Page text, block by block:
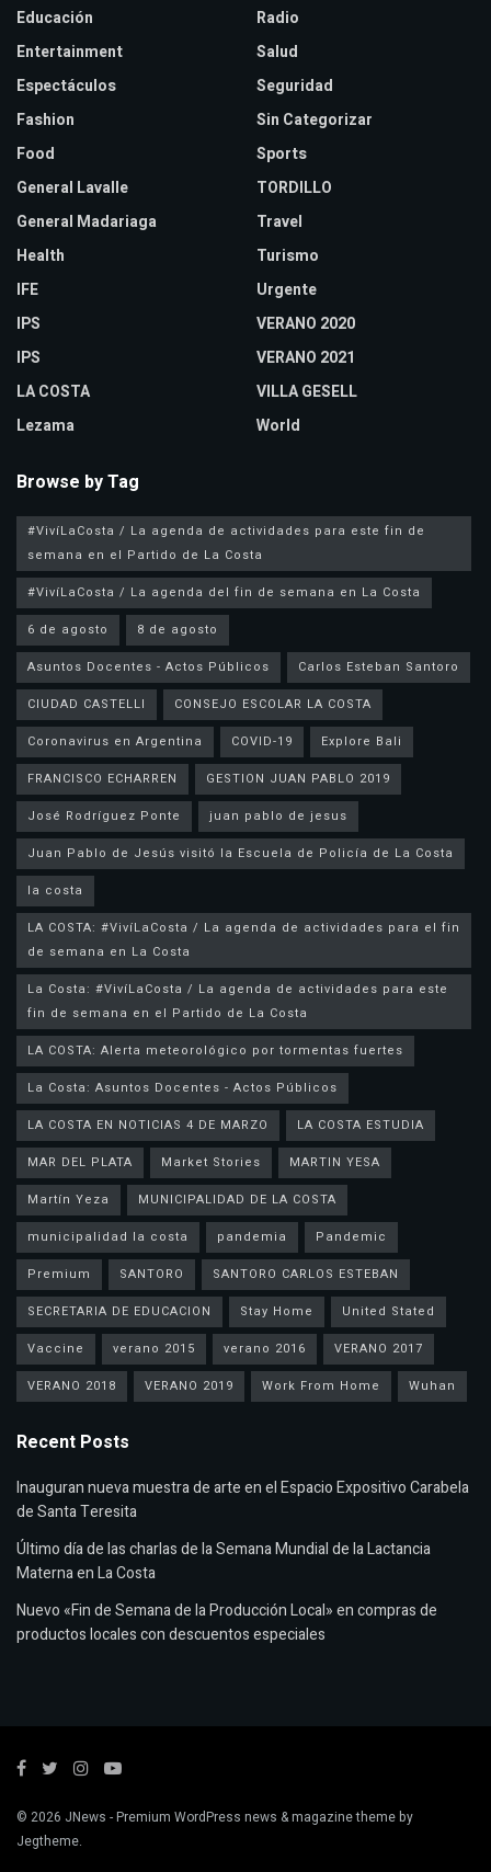
Educación
Entertainment
Espectáculos
Fashion
Food
General Lavalle
General Madariaga
Health
IFE
IPS
IPS
LA COSTA
Lezama
Radio
Salud
Seguridad
Sin Categorizar
Sports
TORDILLO
Travel
Turismo
Urgente
VERANO 2020
VERANO 2021
VILLA GESELL
World
Browse by Tag
#VivíLaCosta / La agenda de actividades para este fin de
semana en el Partido de La Costa
#VivíLaCosta / La agenda del fin de semana en La Costa
6 de agosto
8 de agosto
Asuntos Docentes - Actos Públicos
Carlos Esteban Santoro
CIUDAD CASTELLI
CONSEJO ESCOLAR LA COSTA
Coronavirus en Argentina
COVID-19
Explore Bali
FRANCISCO ECHARREN
GESTION JUAN PABLO 2019
José Rodríguez Ponte
juan pablo de jesus
la costa
LA COSTA: #VivíLaCosta / La agenda de actividades para el fin
de semana en La Costa
La Costa: #VivíLaCosta / La agenda de actividades para este
fin de semana en el Partido de La Costa
LA COSTA: Alerta meteorológico por tormentas fuertes
La Costa: Asuntos Docentes - Actos Públicos
LA COSTA EN NOTICIAS 4 DE MARZO
LA COSTA ESTUDIA
MAR DEL PLATA
Market Stories
MARTIN YESA
Martín Yeza
MUNICIPALIDAD DE LA COSTA
municipalidad la costa
pandemia
Pandemic
Premium
SANTORO
SANTORO CARLOS ESTEBAN
SECRETARIA DE EDUCACION
Stay Home
United Stated
Vaccine
verano 2015 verano 2016
VERANO 2017
VERANO 2018
VERANO 2019 Work From Home Wuhan
Recent Posts
Inauguran nueva muestra de arte en el Espacio Expositivo Carabela
de Santa Teresita
Último día de las charlas de la Semana Mundial de la Lactancia
Materna en La Costa
Nuevo «Fin de Semana de la Producción Local» en compras de
productos locales con descuentos especiales
© 2026 JNews - Premium WordPress news & magazine theme by
Jegtheme.